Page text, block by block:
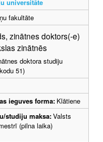
universitāte
fakultāte
zinātnes doktors(-e)
zinātnēs
doktora studiju
51)
ieguves forma: Klātiene
studiju maksa:Valsts
(pilna laika)